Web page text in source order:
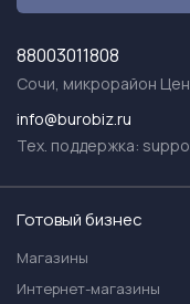
88003011808
Сочи, микрорайон
info@burobiz.ru
Тех. поддержка:
Готовый бизнес
Магазины
Интернет-магазины